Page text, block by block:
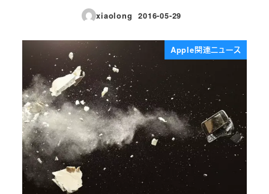
xiaolong
投稿日
2016-05-29
Apple関連ニュース